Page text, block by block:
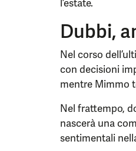
l’estate.
Dubbi,
Nel corso
con decisioni
mentre Mimmo
Nel frattempo,
nascerà una
sentimentali